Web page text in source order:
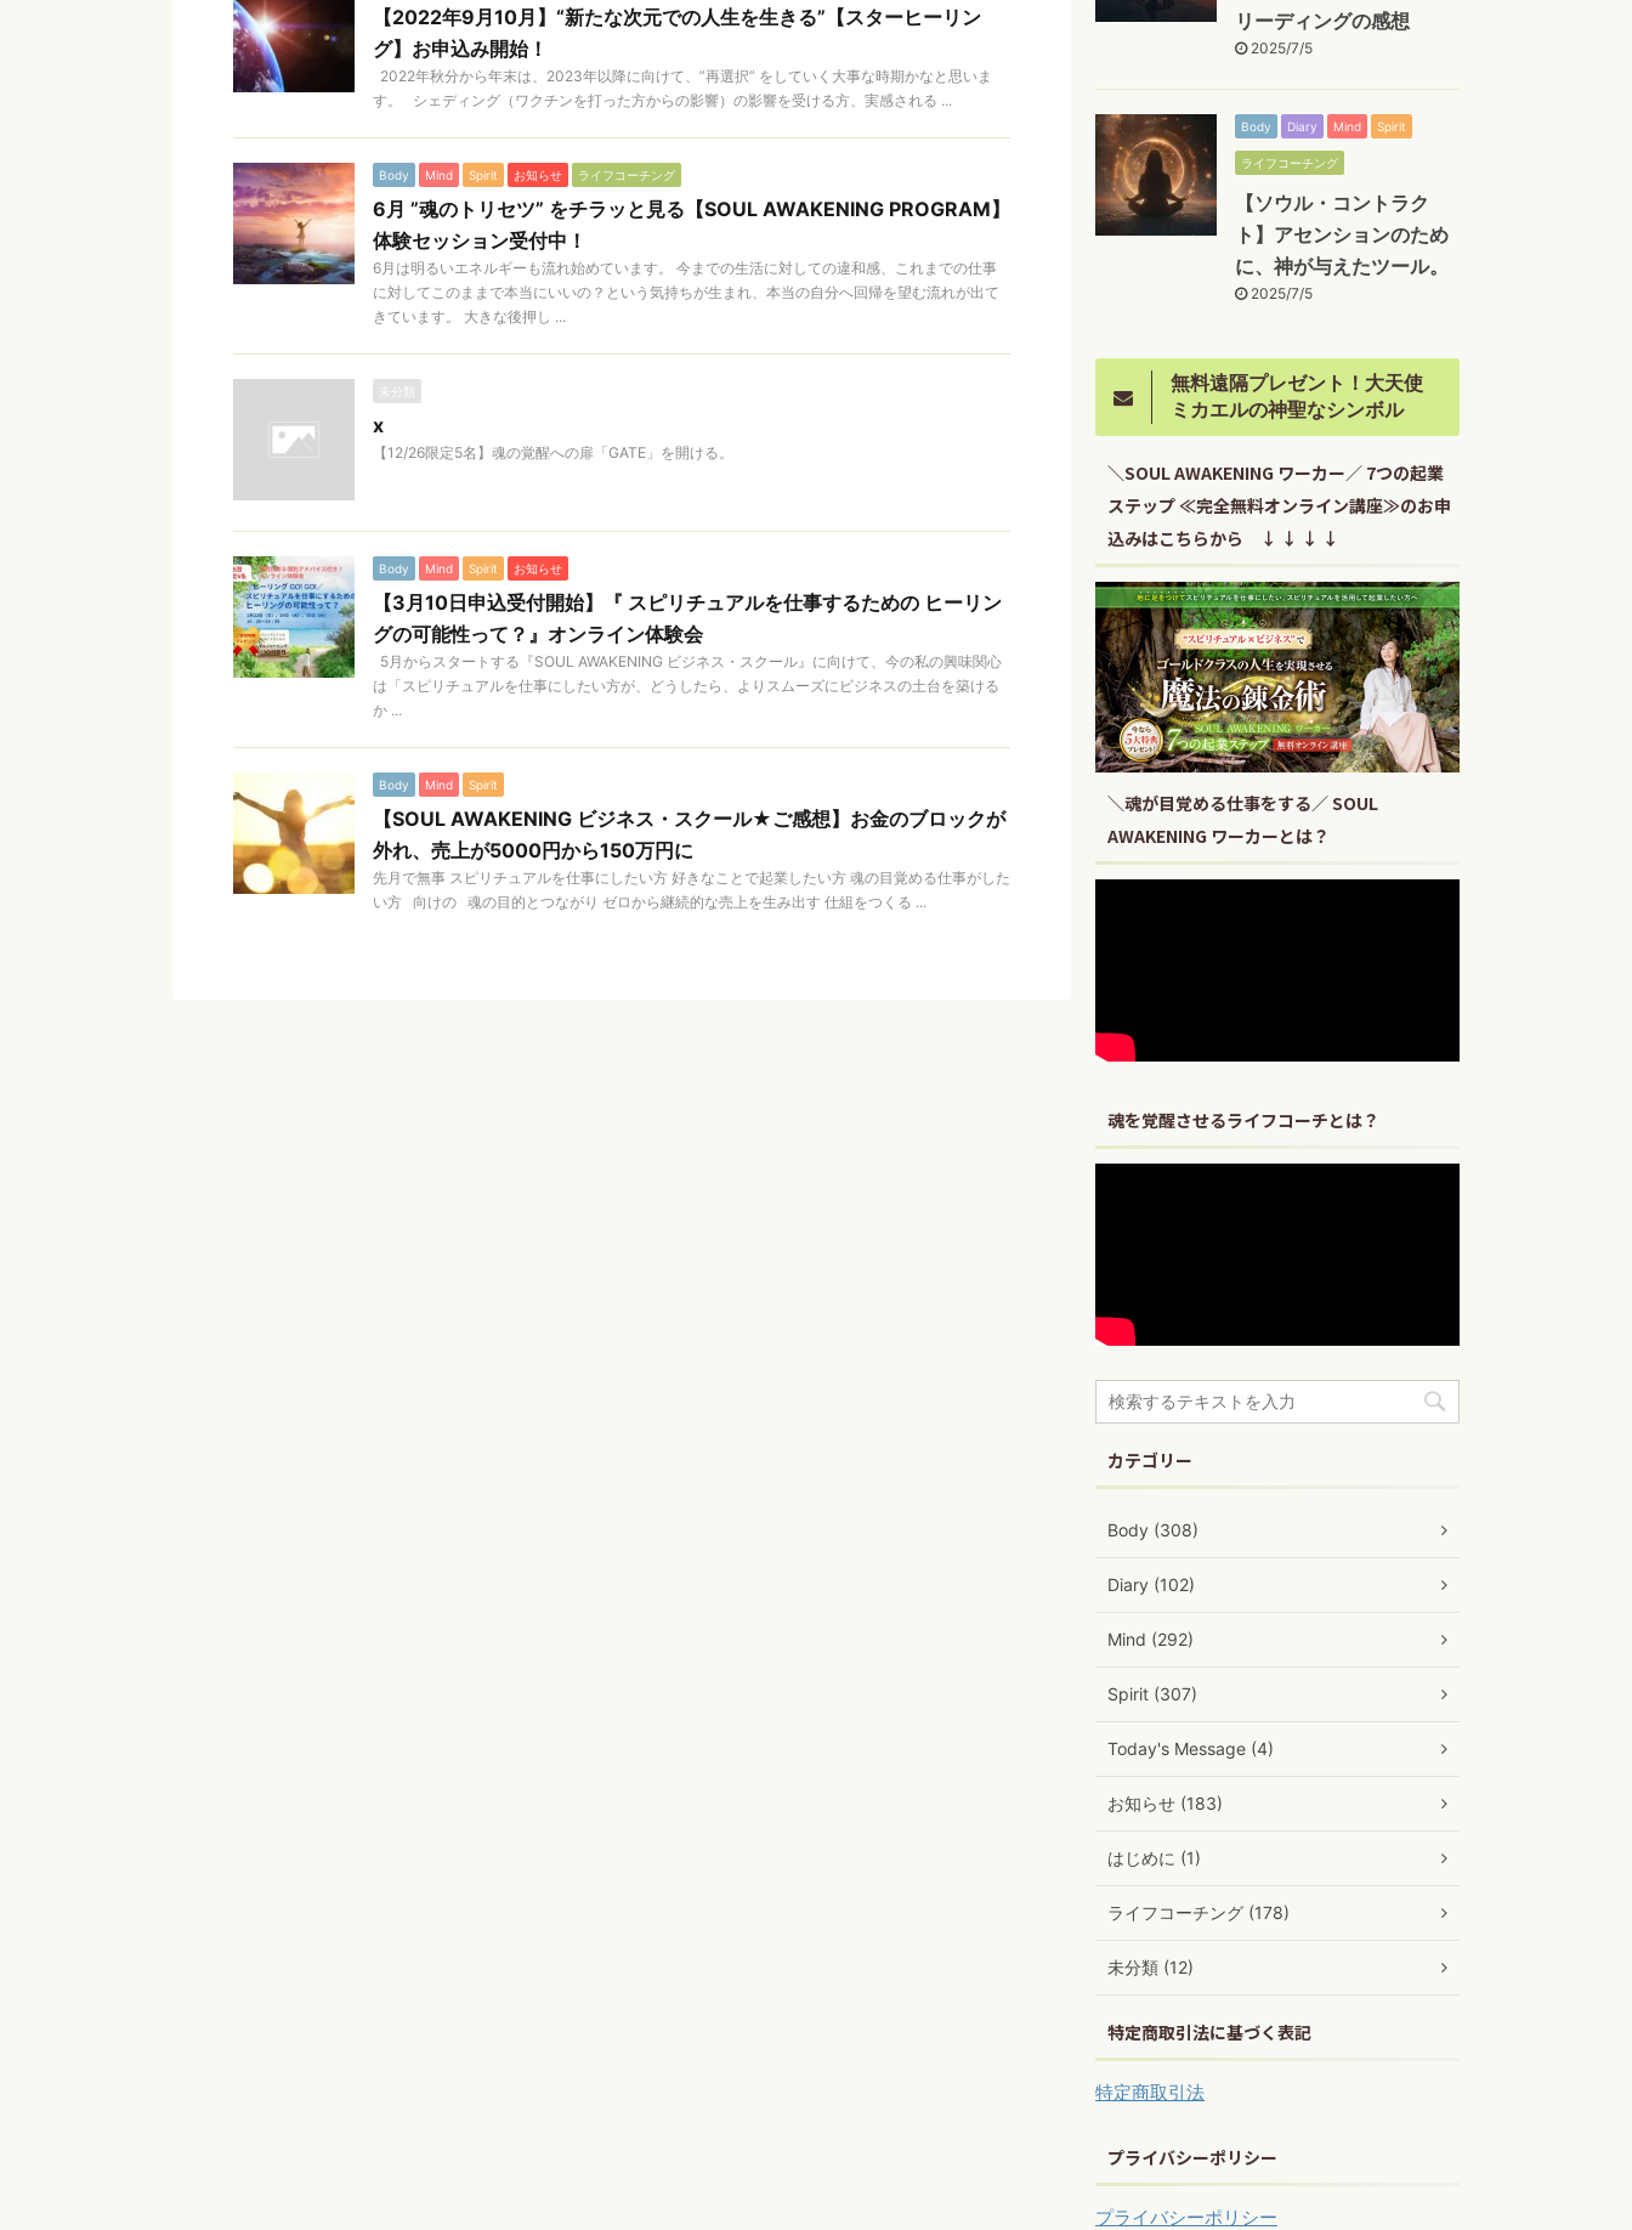
【2022年9月10月】“新たな次元での人生を生きる”【スターヒーリン
グ】お申込み開始！
2022年秋分から年末は、2023年以降に向けて、”再選択” をしていく大事な時期かなと思いま
す。 シェディング（ワクチンを打った方からの影響）の影響を受ける方、実感される ...
Body Mind Spirit お知らせ ライフコーチング
6月 ”魂のトリセツ” をチラッと見る【SOUL AWAKENING PROGRAM】
体験セッション受付中！
6月は明るいエネルギーも流れ始めています。 今までの生活に対しての違和感、これまでの仕事
に対してこのままで本当にいいの？という気持ちが生まれ、本当の自分へ回帰を望む流れが出て
きています。 大きな後押し ...
未分類
x
【12/26限定5名】魂の覚醒への扉「GATE」を開ける。
Body Mind Spirit お知らせ
【3月10日申込受付開始】『 スピリチュアルを仕事するための ヒーリン
グの可能性って？』オンライン体験会
5月からスタートする『SOUL AWAKENING ビジネス・スクール』に向けて、今の私の興味関心
は「スピリチュアルを仕事にしたい方が、どうしたら、よりスムーズにビジネスの土台を築ける
か ...
Body Mind Spirit
【SOUL AWAKENING ビジネス・スクール★ご感想】お金のブロックが
外れ、売上が5000円から150万円に
先月で無事 スピリチュアルを仕事にしたい方 好きなことで起業したい方 魂の目覚める仕事がした
い方 向けの 魂の目的とつながり ゼロから継続的な売上を生み出す 仕組をつくる ...
リーディングの感想
2025/7/5
Body Diary Mind Spirit
ライフコーチング
【ソウル・コントラク
ト】アセンションのため
に、神が与えたツール。
2025/7/5
無料遠隔プレゼント！大天使
ミカエルの神聖なシンボル
＼SOUL AWAKENING ワーカー／ 7つの起業
ステップ ≪完全無料オンライン講座≫のお申
込みはこちらから ↓ ↓ ↓ ↓
＼魂が目覚める仕事をする／ SOUL
AWAKENING ワーカーとは？
魂を覚醒させるライフコーチとは？
カテゴリー
Body (308)
Diary (102)
Mind (292)
Spirit (307)
Today's Message (4)
お知らせ (183)
はじめに (1)
ライフコーチング (178)
未分類 (12)
特定商取引法に基づく表記
特定商取引法
プライバシーポリシー
プライバシーポリシー